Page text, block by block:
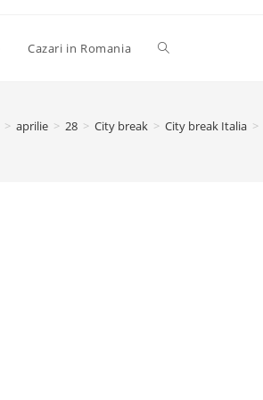
Cazari in Romania Toggle
> aprilie > 28 > City break > City break Italia >